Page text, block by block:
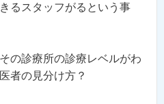
るスタッフがるという事
の診療所の診療レベルがわ
者の見分け方？